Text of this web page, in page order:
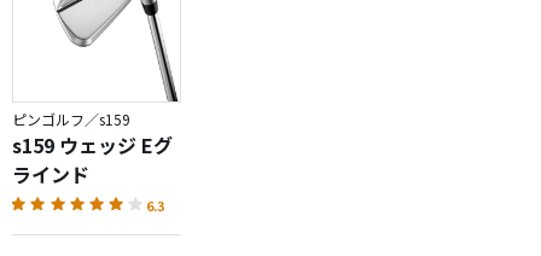
ピンゴルフ／s159
s159 ウェッジ Eグ
ラインド
6.3